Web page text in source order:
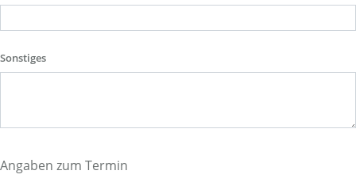
Sonstiges
Angaben zum Termin